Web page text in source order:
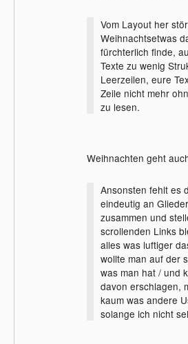
Vom Layout her
Weihnachtsetwas
fürchterlich finde,
Texte zu wenig
Leerzeilen, eure
Zeile nicht mehr
zu lesen.
Weihnachten geht
Ansonsten fehlt es
eindeutig an
zusammen und
scrollenden Links
alles was luftiger
wollte man auf der
was man hat / und
davon erschlagen,
kaum was andere
solange ich nicht
zumal bei mior die